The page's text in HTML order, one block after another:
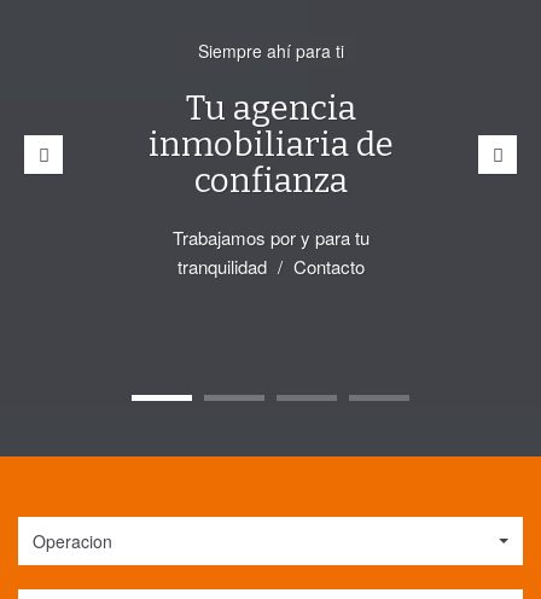
Siempre ahí para ti
Tu agencia
inmobiliaria de
confianza
Trabajamos por y para tu
tranquilidad / Contacto
hoy
Tu casa es
nuestra
prioridad
Te acompañamos en este viaje,
de principio a fin
Operacion